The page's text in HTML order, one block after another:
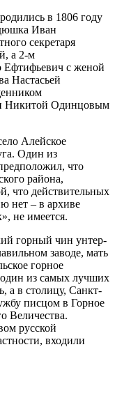
в 1806 году
Иван
секретаря
а 2-м
Ефтифьевич с женой
Настасьей
Никитой Одинцовым
Алейское
Один из
что
района,
что действительных
нет – в архиве
не имеется.
горный чин унтер-
заводе, мать
горное
один из самых лучших
а в столицу, Санкт-
писцом в Горное
Величества.
русской
входили